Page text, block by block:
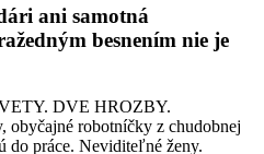
ani samotná
besnením nie je
DVE HROZBY.
obyčajné robotníčky z chudobnej
do práce. Neviditeľné ženy.